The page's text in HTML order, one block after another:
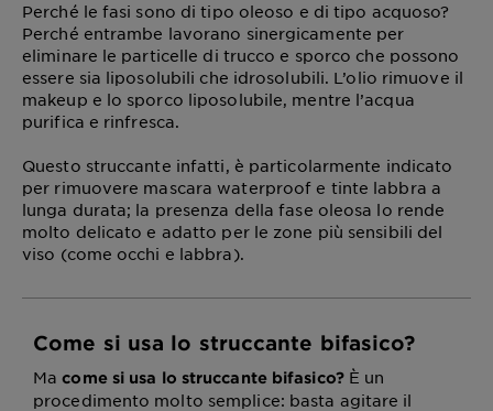
Perché le fasi sono di tipo oleoso e di tipo acquoso?
Perché entrambe lavorano sinergicamente per
eliminare le particelle di trucco e sporco che possono
essere sia liposolubili che idrosolubili. L’olio rimuove il
makeup e lo sporco liposolubile, mentre l’acqua
purifica e rinfresca.
Questo struccante infatti, è particolarmente indicato
per rimuovere mascara waterproof e tinte labbra a
lunga durata; la presenza della fase oleosa lo rende
molto delicato e adatto per le zone più sensibili del
viso (come occhi e labbra).
Come si usa lo struccante bifasico?
Macome si usa lo struccante bifasico?È un
procedimento molto semplice: basta agitare il